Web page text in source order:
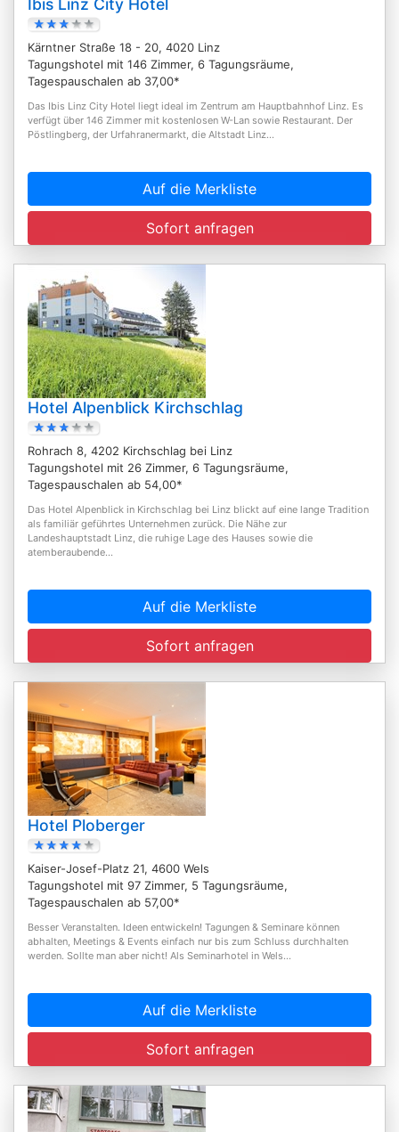
Ibis Linz City Hotel
Kärntner Straße 18 - 20, 4020 Linz
Tagungshotel mit 146 Zimmer, 6 Tagungsräume,
Tagespauschalen ab 37,00*
Das Ibis Linz City Hotel liegt ideal im Zentrum am Hauptbahnhof Linz. Es
verfügt über 146 Zimmer mit kostenlosen W-Lan sowie Restaurant. Der
Pöstlingberg, der Urfahranermarkt, die Altstadt Linz...
Auf die Merkliste
Sofort anfragen
Hotel Alpenblick Kirchschlag
Rohrach 8, 4202 Kirchschlag bei Linz
Tagungshotel mit 26 Zimmer, 6 Tagungsräume,
Tagespauschalen ab 54,00*
Das Hotel Alpenblick in Kirchschlag bei Linz blickt auf eine lange Tradition
als familiär geführtes Unternehmen zurück. Die Nähe zur
Landeshauptstadt Linz, die ruhige Lage des Hauses sowie die
atemberaubende...
Auf die Merkliste
Sofort anfragen
Hotel Ploberger
Kaiser-Josef-Platz 21, 4600 Wels
Tagungshotel mit 97 Zimmer, 5 Tagungsräume,
Tagespauschalen ab 57,00*
Besser Veranstalten. Ideen entwickeln! Tagungen & Seminare können
abhalten, Meetings & Events einfach nur bis zum Schluss durchhalten
werden. Sollte man aber nicht! Als Seminarhotel in Wels...
Auf die Merkliste
Sofort anfragen